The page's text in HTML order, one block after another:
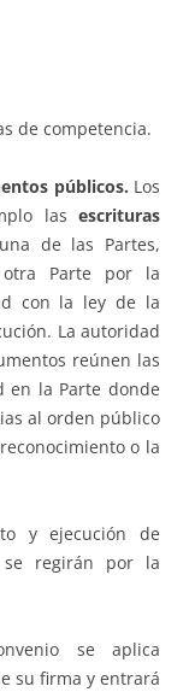
de competencia.
públicos. Los
las escrituras
de las Partes,
Parte por la
con la ley de la
La autoridad
reúnen las
en la Parte donde
al orden público
o la
y ejecución de
se regirán por la
se aplica
su firma y entrará